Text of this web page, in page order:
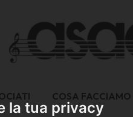
la tua privacy
COSA FACCIAMO